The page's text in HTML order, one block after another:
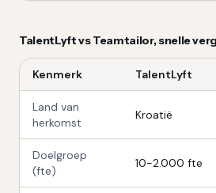
TalentLyftvsTeamtailor, snelle
Kenmerk TalentLyft
Land van
herkomst
Kroatië
Doelgroep
(fte)
10-2.000 fte